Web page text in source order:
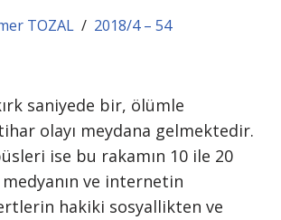
TOZAL 2018/4 – 54
saniyede bir, ölümle
olayı meydana gelmektedir.
ise bu rakamın 10 ile 20
medyanın ve internetin
hakiki sosyallikten ve